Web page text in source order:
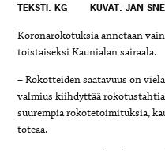
TEKSTI: KG KUVAT: JAN
Koronarokotuksia annetaan
toistaiseksi Kaunialan sairaala.
– Rokotteiden saatavuus on
valmius kiihdyttää rokotustahtia
suurempia rokotetoimituksia,
toteaa.